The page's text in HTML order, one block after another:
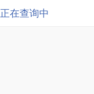
正在查询中